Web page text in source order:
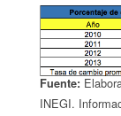
Fuente:
INEGI.